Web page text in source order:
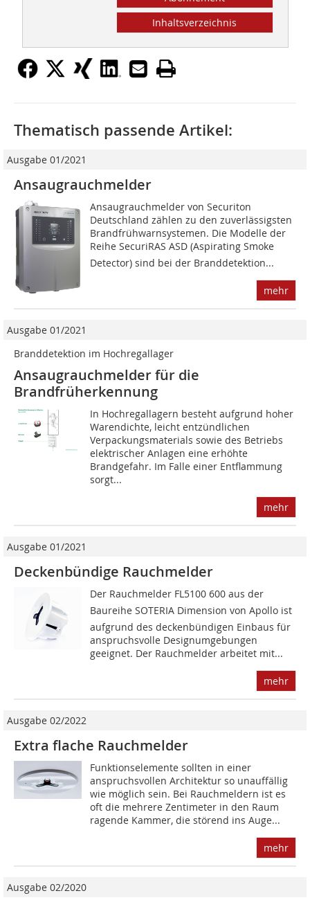
Inhaltsverzeichnis
Thematisch passende Artikel:
Ausgabe 01/2021
Ansaugrauchmelder
Ansaugrauchmelder von Securiton
Deutschland zählen zu den zuverlässigsten
Brandfrühwarnsystemen. Die Modelle der
Reihe Securi­RAS ASD (Aspirating Smoke
Detector) sind bei der Branddetektion...
mehr
Ausgabe 01/2021
Branddetektion im Hochregallager
Ansaugrauchmelder für die
Brandfrüherkennung
In Hochregallagern besteht aufgrund hoher
Warendichte, leicht entzündlichen
Verpackungsmaterials sowie des Betriebs
elektrischer Anlagen eine erhöhte
Brandgefahr. Im Falle einer Entflammung
sorgt...
mehr
Ausgabe 01/2021
Deckenbündige Rauchmelder
Der Rauchmelder FL5100 600 aus der
Baureihe SOTERIA Dimension von Apollo ist
aufgrund des deckenbündigen Einbaus für
anspruchsvolle Designumgebungen
geeignet. Der Rauchmelder arbeitet mit...
mehr
Ausgabe 02/2022
Extra flache Rauchmelder
Funktionselemente sollten in einer
anspruchsvollen Architektur so unauffällig
wie möglich sein. Bei Rauchmeldern ist es
oft die mehrere Zentimeter in den Raum
ragende Kammer, die störend ins Auge...
mehr
Ausgabe 02/2020